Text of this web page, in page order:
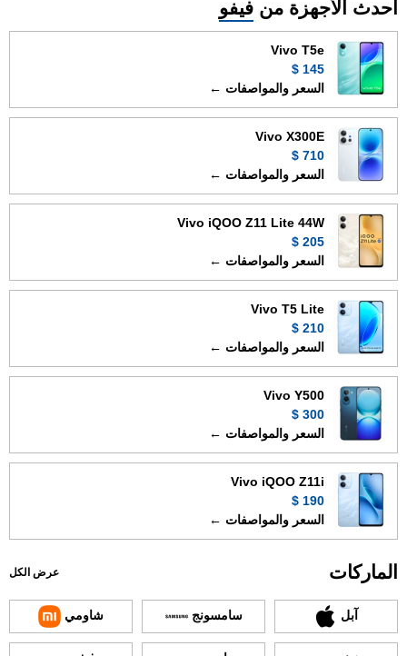
احدث الأجهزة من فيفو
Vivo T5e
145 $
السعر والمواصفات ←
Vivo X300E
710 $
السعر والمواصفات ←
Vivo iQOO Z11 Lite 44W
205 $
السعر والمواصفات ←
Vivo T5 Lite
210 $
السعر والمواصفات ←
Vivo Y500
300 $
السعر والمواصفات ←
Vivo iQOO Z11i
190 $
السعر والمواصفات ←
الماركات عرض الكل
آبل سامسونج شاومي